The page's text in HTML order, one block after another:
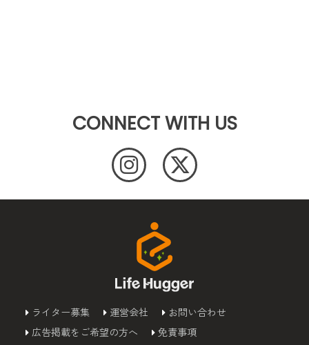
CONNECT WITH US
ライター募集 運営会社
お問い合わせ
広告掲載をご希望の方へ
免責事項